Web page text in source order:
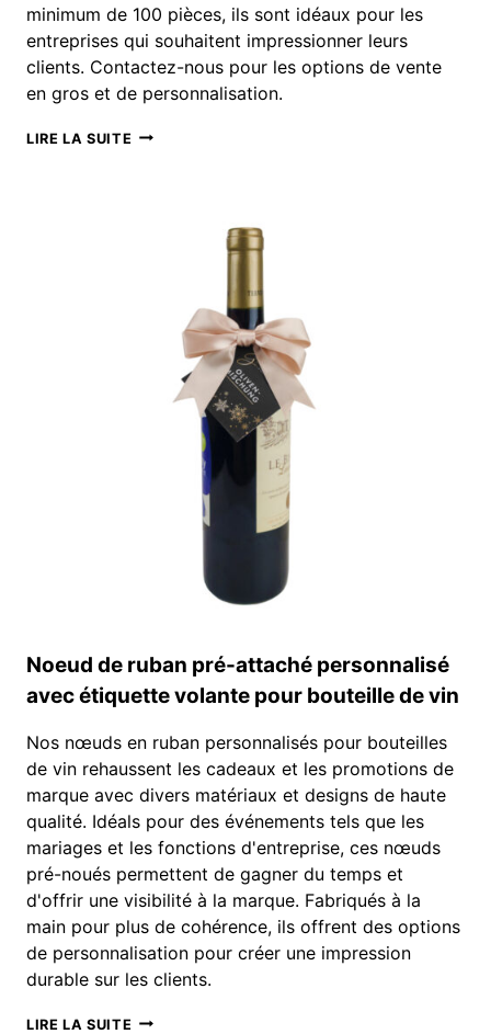
minimum de 100 pièces, ils sont idéaux pour les
entreprises qui souhaitent impressionner leurs
clients. Contactez-nous pour les options de vente
en gros et de personnalisation.
LIRE LA SUITE SAC
PERSONNALISÉ
EMBALLAGE
CHEVEUX
Noeud de ruban pré-attaché personnalisé
avec étiquette volante pour bouteille de vin
Nos nœuds en ruban personnalisés pour bouteilles
de vin rehaussent les cadeaux et les promotions de
marque avec divers matériaux et designs de haute
qualité. Idéals pour des événements tels que les
mariages et les fonctions d'entreprise, ces nœuds
pré-noués permettent de gagner du temps et
d'offrir une visibilité à la marque. Fabriqués à la
main pour plus de cohérence, ils offrent des options
de personnalisation pour créer une impression
durable sur les clients.
LIRE LA SUITE NOEUD